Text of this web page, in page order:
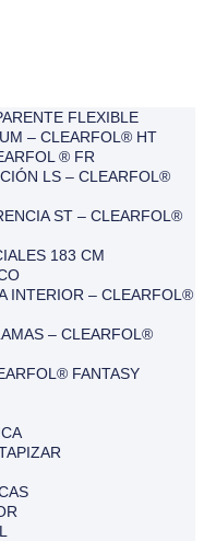
FLEXIBLE
– CLEARFOL® HT
® FR
LS – CLEARFOL®
ST – CLEARFOL®
183 CM
INTERIOR – CLEARFOL®
– CLEARFOL®
FANTASY